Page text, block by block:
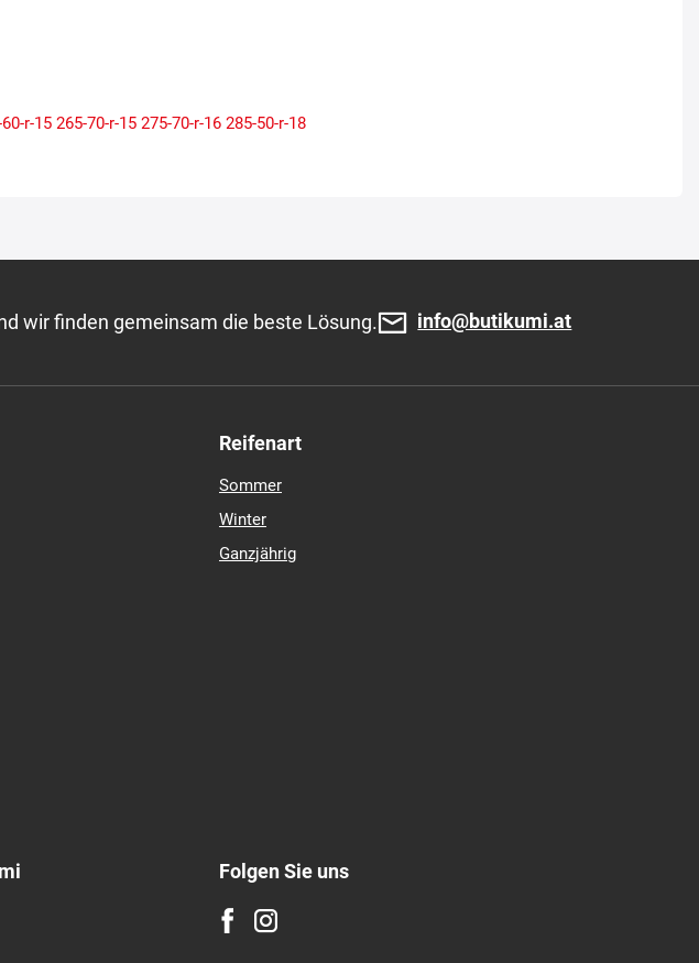
r-15 265-70-r-15 275-70-r-16 285-50-r-18
wir finden gemeinsam die beste Lösung. info@butikumi.at
Reifenart
Sommer
Winter
Ganzjährig
Folgen Sie uns